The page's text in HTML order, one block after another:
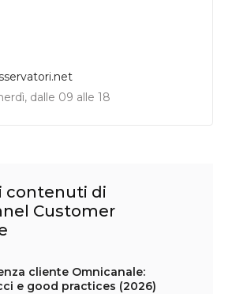
dalle 09 alle 18
contenuti di
Customer
cliente Omnicanale:
e good practices (2026)